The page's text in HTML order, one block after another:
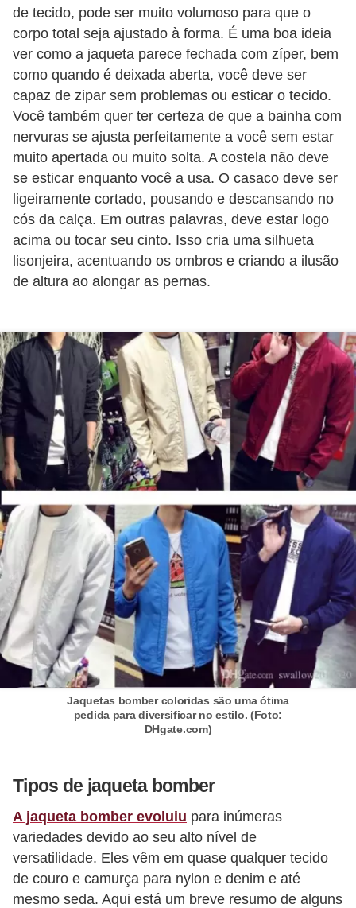
de tecido, pode ser muito volumoso para que o
corpo total seja ajustado à forma. É uma boa ideia
ver como a jaqueta parece fechada com zíper, bem
como quando é deixada aberta, você deve ser
capaz de zipar sem problemas ou esticar o tecido.
Você também quer ter certeza de que a bainha com
nervuras se ajusta perfeitamente a você sem estar
muito apertada ou muito solta. A costela não deve
se esticar enquanto você a usa. O casaco deve ser
ligeiramente cortado, pousando e descansando no
cós da calça. Em outras palavras, deve estar logo
acima ou tocar seu cinto. Isso cria uma silhueta
lisonjeira, acentuando os ombros e criando a ilusão
de altura ao alongar as pernas.
Jaquetas bomber coloridas são uma ótima
pedida para diversificar no estilo. (Foto:
DHgate.com)
Tipos de jaqueta bomber
A jaqueta bomber evoluiu para inúmeras
variedades devido ao seu alto nível de
versatilidade. Eles vêm em quase qualquer tecido
de couro e camurça para nylon e denim e até
mesmo seda. Aqui está um breve resumo de alguns